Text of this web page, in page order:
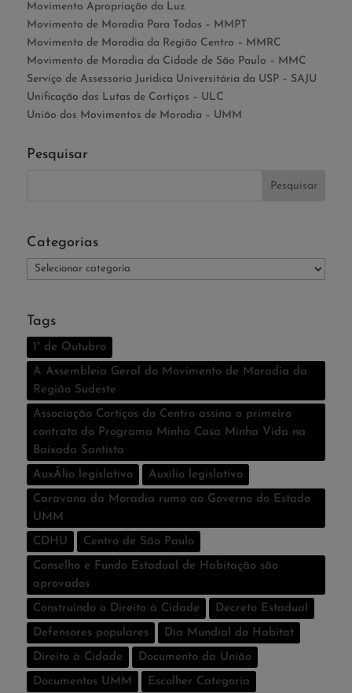
Movimento Apropriação da Luz
Movimento de Moradia Para Todos – MMPT
Movimento de Moradia da Região Centro – MMRC
Movimento de Moradia da Cidade de São Paulo – MMC
Serviço de Assessoria Jurídica Universitária da USP – SAJU
Unificação das Lutas de Cortiços – ULC
União dos Movimentos de Moradia – UMM
Pesquisar
Categorias
Categorias
Tags
1° de Outubro
A Assembleia Geral do Movimento de Moradia da
Região Sudeste
Associação Cortiços do Centro assina o primeiro
contrato do Programa Minha Casa Minha Vida na
Baixada Santista
AuxÃ­lio legislativo Auxí­lio legislativo
Caravana da Moradia rumo ao Governo do Estado
UMM
CDHU Centro de São Paulo
Conselho e Fundo Estadual de Habitação são
aprovados
Construindo o Direito à Cidade Decreto Estadual
Defensores populares Dia Mundial do Habitat
Direito à Cidade Documento da União
Documentos UMM Escolher Categoria